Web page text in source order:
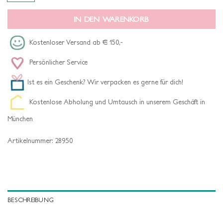
IN DEN WARENKORB
Kostenloser Versand ab € 150,-
Persönlicher Service
Ist es ein Geschenk? Wir verpacken es gerne für dich!
Kostenlose Abholung und Umtausch in unserem Geschäft in
München
Artikelnummer: 28950
BESCHREIBUNG